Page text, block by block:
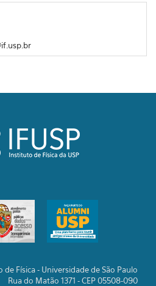
Física - Universidade de São Paulo
Rua do Matão 1371 - CEP 05508-090